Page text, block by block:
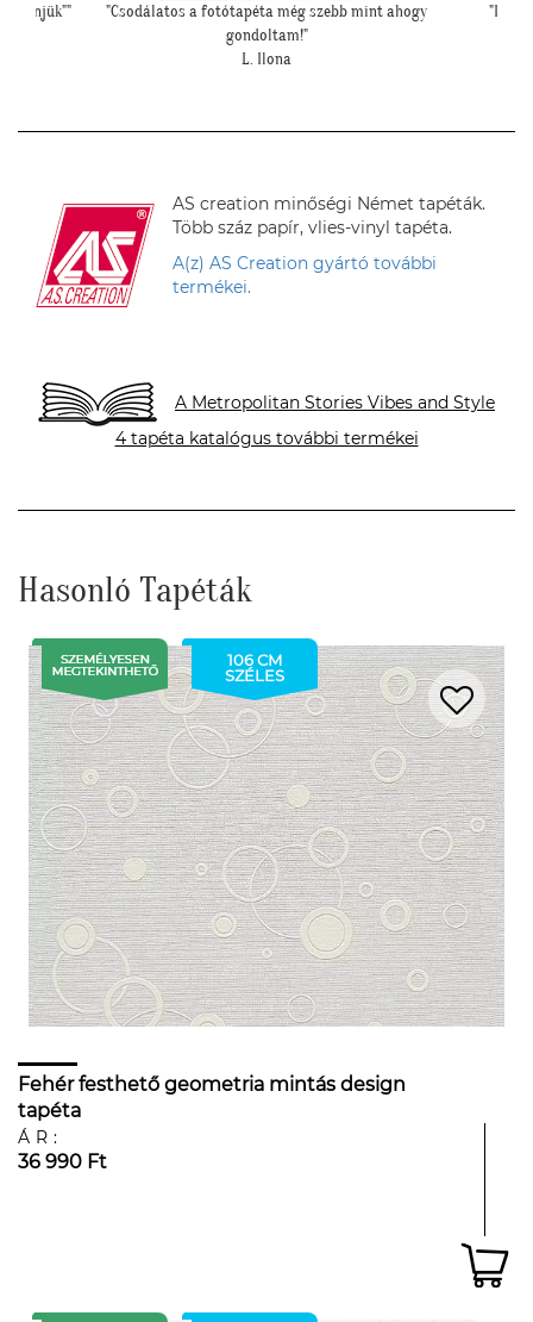
ahogy
"Ilyen lett a lányom szobájában a gyönyörű
cseresznye virágos tapéta."
Cs. Andi
AS creation minőségi Német tapéták.
Több száz papír, vlies-vinyl tapéta.
A(z) AS Creation gyártó további
termékei.
A Metropolitan Stories Vibes and Style
4 tapéta katalógus további termékei
Hasonló Tapéták
106 CM
SZÉLES
Fehér festhető geometria mintás design
tapéta
ÁR:
36 990 Ft